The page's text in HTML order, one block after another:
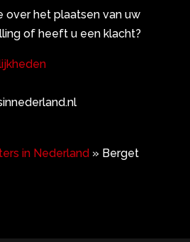
over het plaatsen van uw
of heeft u een klacht?
in Nederland » Berget